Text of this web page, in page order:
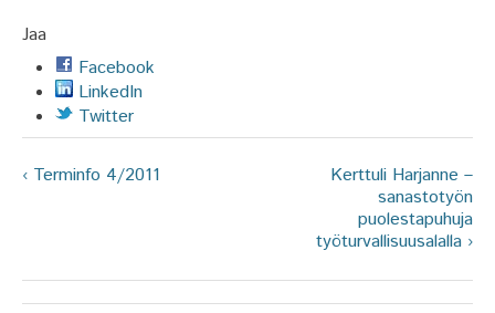
Jaa
Facebook
LinkedIn
Twitter
‹ Terminfo 4/2011
Kerttuli Harjanne –
sanastotyön
puolestapuhuja
työturvallisuusalalla ›